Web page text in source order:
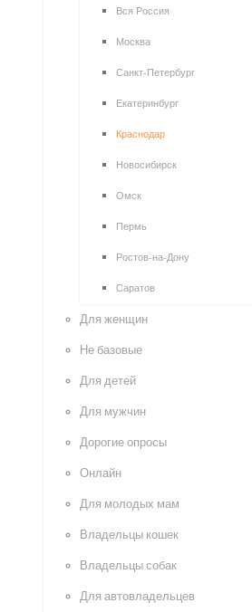
Вся Россия
Москва
Санкт-Петербург
Екатеринбург
Краснодар
Новосибирск
Омск
Пермь
Ростов-на-Дону
Саратов
Для женщин
Не базовые
Для детей
Для мужчин
Дорогие опросы
Онлайн
Для молодых мам
Владельцы кошек
Владельцы собак
Для автовладельцев